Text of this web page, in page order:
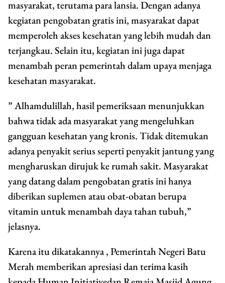
masyarakat, terutama para lansia. Dengan adanya
kegiatan pengobatan gratis ini, masyarakat dapat
memperoleh akses kesehatan yang lebih mudah dan
terjangkau. Selain itu, kegiatan ini juga dapat
menambah peran pemerintah dalam upaya menjaga
kesehatan masyarakat.
” Alhamdulillah, hasil pemeriksaan menunjukkan
bahwa tidak ada masyarakat yang mengeluhkan
gangguan kesehatan yang kronis. Tidak ditemukan
adanya penyakit serius seperti penyakit jantung yang
mengharuskan dirujuk ke rumah sakit. Masyarakat
yang datang dalam pengobatan gratis ini hanya
diberikan suplemen atau obat-obatan berupa
vitamin untuk menambah daya tahan tubuh,”
jelasnya.
Karena itu dikatakannya , Pemerintah Negeri Batu
Merah memberikan apresiasi dan terima kasih